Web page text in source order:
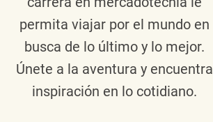
permita viajar por el mundo en
busca de lo último y lo mejor.
Únete a la aventura y encuentra
inspiración en lo cotidiano.